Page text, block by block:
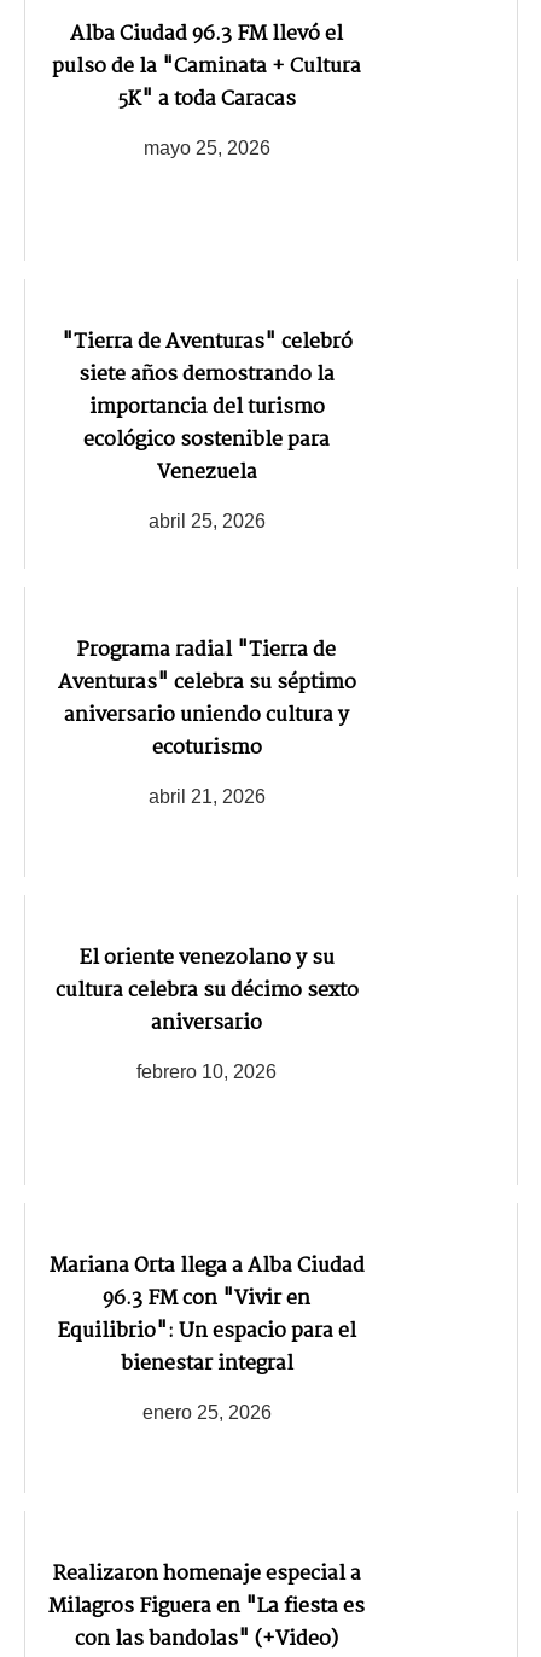
Alba Ciudad 96.3 FM llevó el
pulso de la "Caminata + Cultura
5K" a toda Caracas
mayo 25, 2026
"Tierra de Aventuras" celebró
siete años demostrando la
importancia del turismo
ecológico sostenible para
Venezuela
abril 25, 2026
Programa radial "Tierra de
Aventuras" celebra su séptimo
aniversario uniendo cultura y
ecoturismo
abril 21, 2026
El oriente venezolano y su
cultura celebra su décimo sexto
aniversario
febrero 10, 2026
Mariana Orta llega a Alba Ciudad
96.3 FM con "Vivir en
Equilibrio": Un espacio para el
bienestar integral
enero 25, 2026
Realizaron homenaje especial a
Milagros Figuera en "La fiesta es
con las bandolas" (+Video)